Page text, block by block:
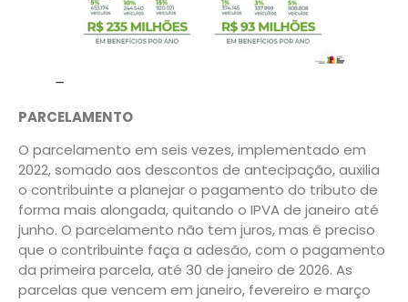
–
PARCELAMENTO
O parcelamento em seis vezes, implementado em
2022, somado aos descontos de antecipação, auxilia
o contribuinte a planejar o pagamento do tributo de
forma mais alongada, quitando o IPVA de janeiro até
junho. O parcelamento não tem juros, mas é preciso
que o contribuinte faça a adesão, com o pagamento
da primeira parcela, até 30 de janeiro de 2026. As
parcelas que vencem em janeiro, fevereiro e março